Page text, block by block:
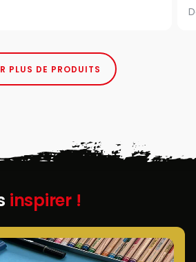
PLUS DE PRODUITS
inspirer !